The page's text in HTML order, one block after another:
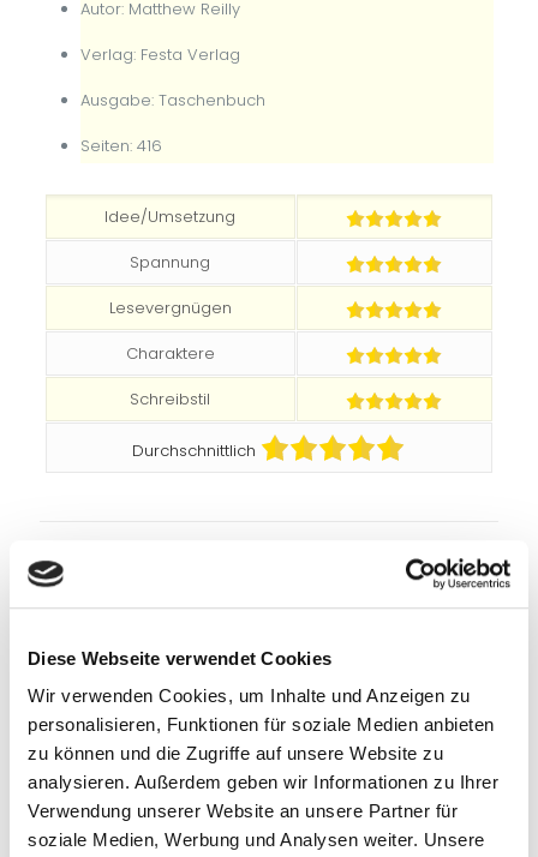
Diese Webseite verwendet Cookies
Wir verwenden Cookies, um Inhalte und Anzeigen zu
personalisieren, Funktionen für soziale Medien anbieten
zu können und die Zugriffe auf unsere Website zu
analysieren. Außerdem geben wir Informationen zu Ihrer
Verwendung unserer Website an unsere Partner für
soziale Medien, Werbung und Analysen weiter. Unsere
Autor: Matthew Reilly
Verlag: Festa Verlag
Ausgabe: Taschenbuch
Seiten: 416
Idee/Umsetzung
Spannung
Lesevergnügen
Charaktere
Schreibstil
Durchschnittlich